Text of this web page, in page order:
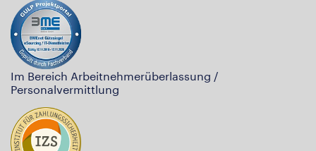
Im Bereich Arbeitnehmerüberlassung /
Personalvermittlung